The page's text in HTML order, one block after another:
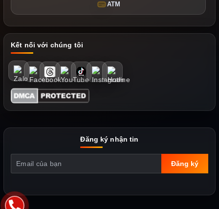
ATM
Kết nối với chúng tôi
Đăng ký nhận tin
Đăng ký